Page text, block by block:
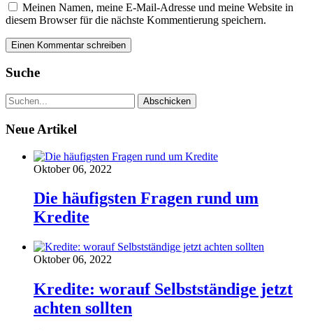
Meinen Namen, meine E-Mail-Adresse und meine Website in
diesem Browser für die nächste Kommentierung speichern.
Suche
Neue Artikel
Oktober 06, 2022
Die häufigsten Fragen rund um
Kredite
Oktober 06, 2022
Kredite: worauf Selbstständige jetzt
achten sollten